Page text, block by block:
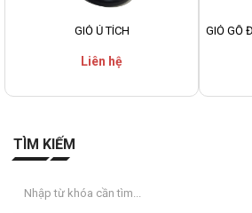
GIỎ Ủ TÍCH
Liên hệ
GIỎ GỖ
TÌM KIẾM